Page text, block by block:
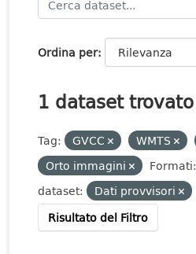
Ordina per
1 dataset trovato
Tag: GVCC WMTS
Orto immagini
Formati:
dataset:
Dati provvisori
Risultato del Filtro